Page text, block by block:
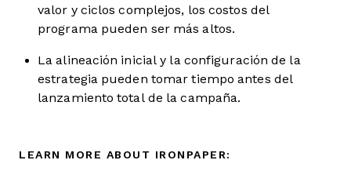
valor y ciclos complejos, los costos del
programa pueden ser más altos.
La alineación inicial y la configuración de la
estrategia pueden tomar tiempo antes del
lanzamiento total de la campaña.
LEARN MORE ABOUT IRONPAPER: